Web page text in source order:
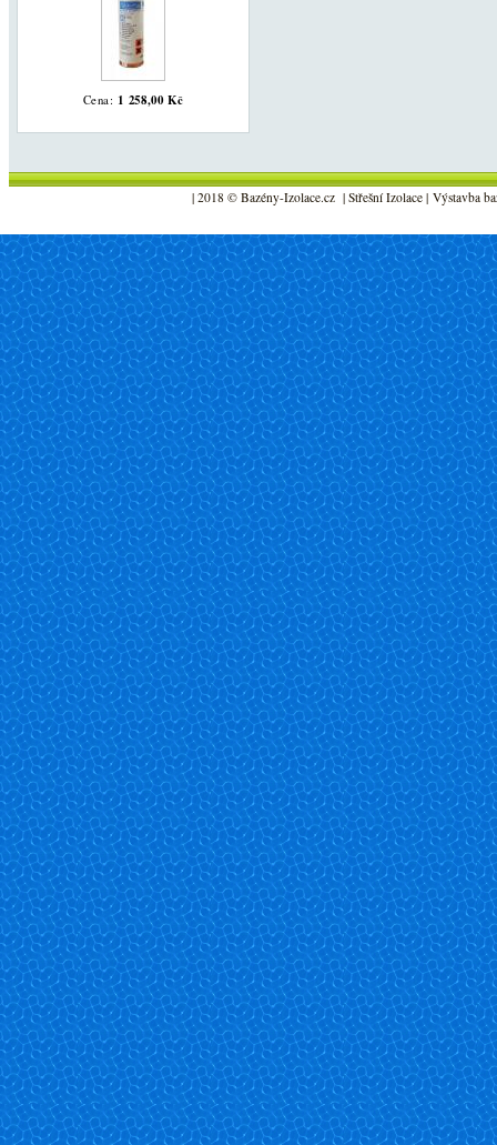
Cena: 1 258,00 Kč
| 2018 © Bazény-Izolace.cz | Střešní Izolace | Výstavba